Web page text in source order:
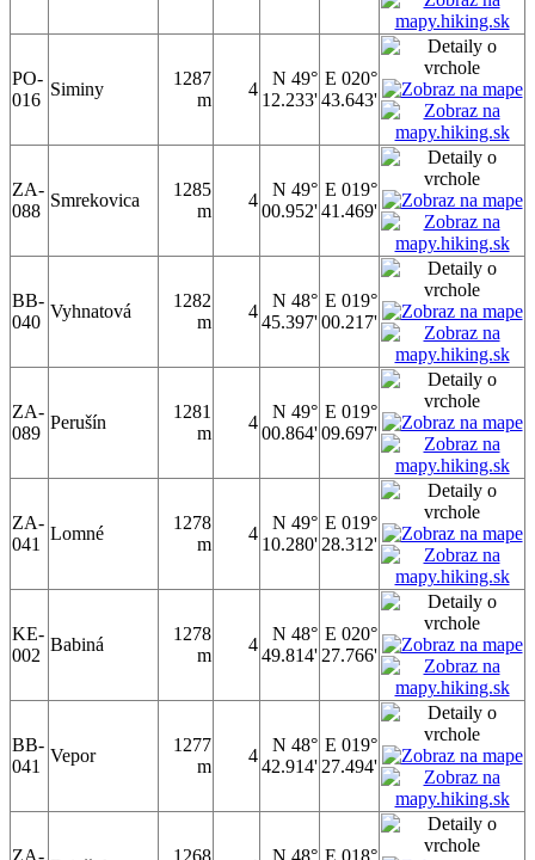
PO-
016
Siminy
1287
m
4
N 49°
12.233'
E 020°
43.643'
ZA-
088
Smrekovica
1285
m
4
N 49°
00.952'
E 019°
41.469'
BB-
040
Vyhnatová
1282
m
4
N 48°
45.397'
E 019°
00.217'
ZA-
089
Perušín
1281
m
4
N 49°
00.864'
E 019°
09.697'
ZA-
041
Lomné
1278
m
4
N 49°
10.280'
E 019°
28.312'
KE-
002
Babiná
1278
m
4
N 48°
49.814'
E 020°
27.766'
BB-
041
Vepor
1277
m
4
N 48°
42.914'
E 019°
27.494'
ZA-
1268
N 48° E 018°